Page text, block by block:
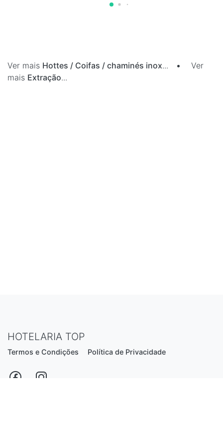
Ver mais Hottes / Coifas / chaminés inox... • Ver
mais Extração...
HOTELARIA TOP
Termos e Condições Política de Privacidade